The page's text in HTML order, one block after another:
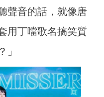
聲音的話，就像唐
用丁噹歌名搞笑質
」